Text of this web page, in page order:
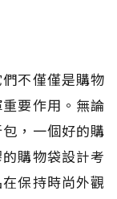
不僅僅是購物
要作用。無論
，一個好的購
購物袋設計考
保持時尚外觀